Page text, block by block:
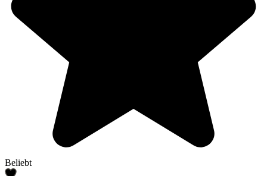
Beliebt